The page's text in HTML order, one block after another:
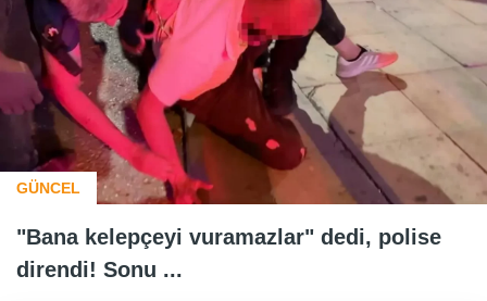
GÜNCEL
"Bana kelepçeyi vuramazlar" dedi, polise
direndi! Sonu ...